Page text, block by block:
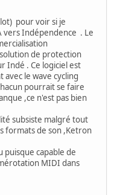
pour voir si je
vers Indépendence . Le
de protection
Indé . Ce logiciel est
le wave cycling
pourrait se faire
,ce n'est pas bien
subsiste malgré tout
formats de son ,Ketron
puisque capable de
MIDI dans